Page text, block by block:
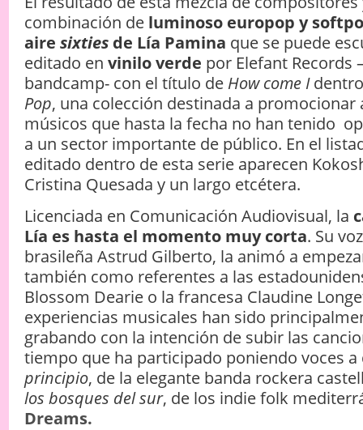
combinación de luminoso europop y
aire sixties de Lía Pamina que se puede
editado en vinilo verde por Elefant Records
bandcamp- con el título de How come I
Pop, una colección destinada a promocionar
músicos que hasta la fecha no han tenido
a un sector importante de público. En el
editado dentro de esta serie aparecen
Cristina Quesada y un largo etcétera.
Licenciada en Comunicación Audiovisual, la
Lía es hasta el momento muy corta. Su
brasileña Astrud Gilberto, la animó a
también como referentes a las
Blossom Dearie o la francesa Claudine
experiencias musicales han sido
grabando con la intención de subir las
tiempo que ha participado poniendo voces
principio, de la elegante banda rockera
los bosques del sur, de los indie folk
Dreams.